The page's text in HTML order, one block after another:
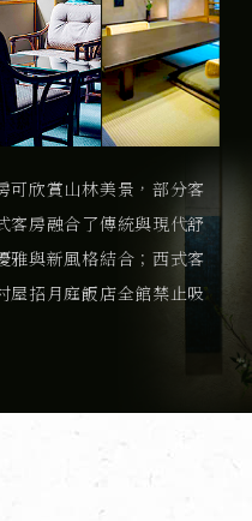
可欣賞山林美景，部分客
客房融合了傳統與現代舒
雅與新風格結合；西式客
屋招月庭飯店全館禁止吸